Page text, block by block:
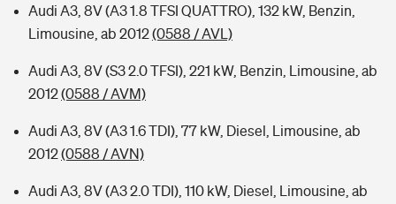
Audi A3, 8V (A3 1.8 TFSI QUATTRO), 132 kW, Benzin,
Limousine, ab 2012(0588 / AVL)
Audi A3, 8V (S3 2.0 TFSI), 221 kW, Benzin, Limousine, ab
2012(0588 / AVM)
Audi A3, 8V (A3 1.6 TDI), 77 kW, Diesel, Limousine, ab
2012(0588 / AVN)
Audi A3, 8V (A3 2.0 TDI), 110 kW, Diesel, Limousine, ab